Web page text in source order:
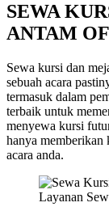
SEWA
ANTAM
Sewa kursi dan
sebuah acara
termasuk dalam
terbaik untuk
menyewa kursi
hanya memberikan
acara anda.
Layanan